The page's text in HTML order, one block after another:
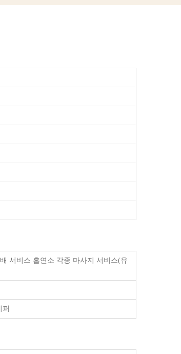
서비스 흡연소 각종 마사지 서비스(유